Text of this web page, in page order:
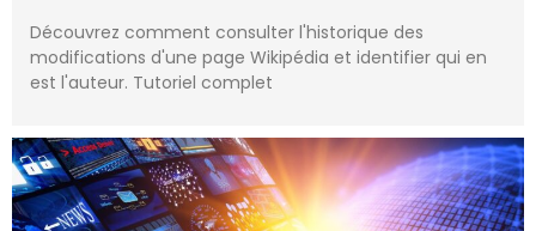
Découvrez comment consulter l'historique des
modifications d'une page Wikipédia et identifier qui en
est l'auteur. Tutoriel complet